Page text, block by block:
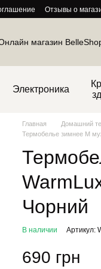
Отзывы о
Электроника
Главная Домашний
Термобелье зимнее M
Чорний
В наличии Артикул:
690 грн